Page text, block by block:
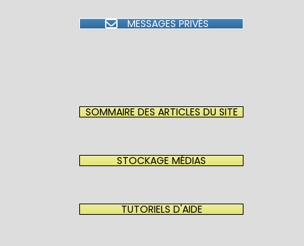
MESSAGES PRIVÉS
SOMMAIRE DES ARTICLES DU SITE
STOCKAGE MÉDIAS
TUTORIELS D'AIDE